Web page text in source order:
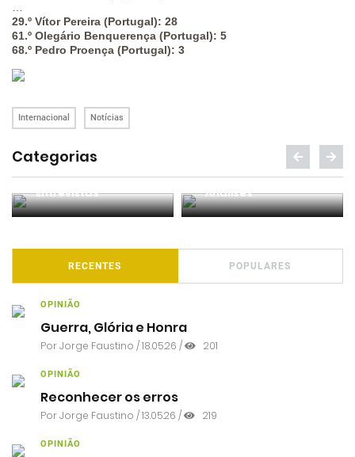
29.º Vítor Pereira (Portugal): 28
61.º Olegário Benquerença (Portugal): 5
68.º Pedro Proença (Portugal): 3
Internacional Notícias
Categorias
Entrevistas Análises
RECENTES POPULARES
OPINIÃO
Guerra, Glória e Honra
PorJorge Faustino / 18.05.26 / 201
OPINIÃO
Reconhecer os erros
PorJorge Faustino / 13.05.26 / 219
OPINIÃO